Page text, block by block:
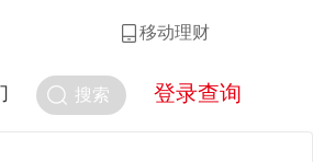
移动理财
搜索 登录查询